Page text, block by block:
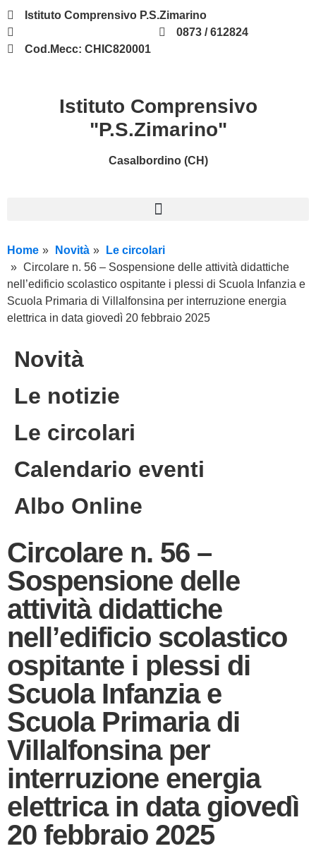
Istituto Comprensivo P.S.Zimarino
0873 / 612824
Cod.Mecc: CHIC820001
Istituto Comprensivo
"P.S.Zimarino"
Casalbordino (CH)
Home Novità
Le circolari
Circolare n. 56 – Sospensione delle attività didattiche
nell’edificio scolastico ospitante i plessi di Scuola Infanzia e
Scuola Primaria di Villalfonsina per interruzione energia
elettrica in data giovedì 20 febbraio 2025
Novità
Le notizie
Le circolari
Calendario eventi
Albo Online
Circolare n. 56 –
Sospensione delle
attività didattiche
nell’edificio scolastico
ospitante i plessi di
Scuola Infanzia e
Scuola Primaria di
Villalfonsina per
interruzione energia
elettrica in data giovedì
20 febbraio 2025